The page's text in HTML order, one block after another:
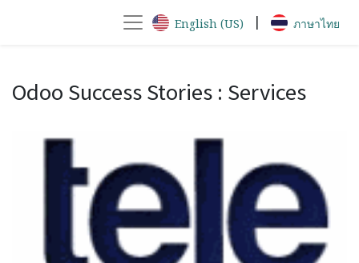
English (US) | ภาษาไทย
Odoo Success Stories : Services